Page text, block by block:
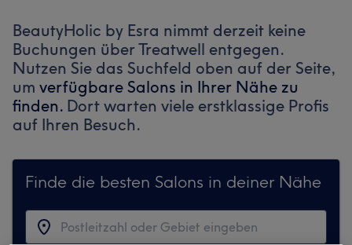
BeautyHolic by Esra nimmt derzeit keine
Buchungen über Treatwell entgegen.
Nutzen Sie das Suchfeld oben auf der Seite,
um verfügbare Salons in Ihrer Nähe zu
finden. Dort warten viele erstklassige Profis
auf Ihren Besuch.
Finde die besten Salons in deiner Nähe